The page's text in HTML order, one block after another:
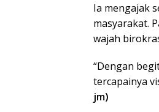
Ia mengajak
masyarakat.
wajah
“Dengan
tercapainya
jm)